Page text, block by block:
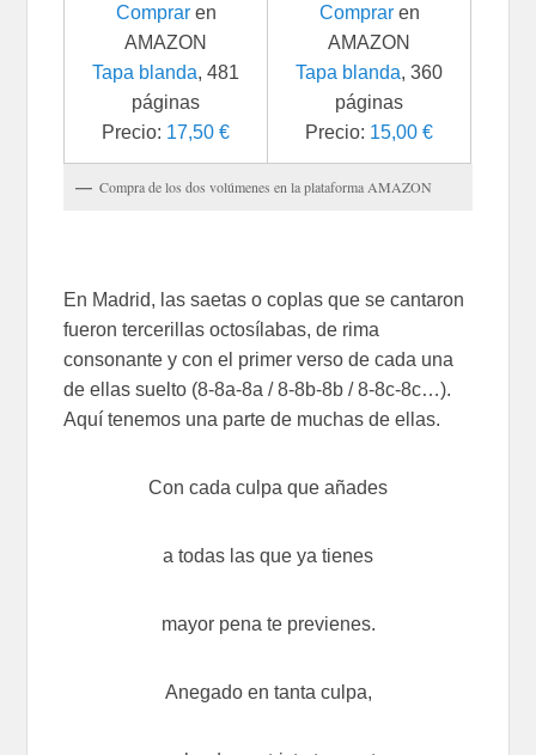
Compraren
AMAZON
Tapa blanda, 481
páginas
Precio: 17,50 €
Compraren
AMAZON
Tapa blanda, 360
páginas
Precio: 15,00 €
Compra de los dos volúmenes en la plataforma AMAZON
En Madrid, las saetas o coplas que se cantaron
fueron tercerillas octosílabas, de rima
consonante y con el primer verso de cada una
de ellas suelto (8-8a-8a / 8-8b-8b / 8-8c-8c…).
Aquí tenemos una parte de muchas de ellas.
Con cada culpa que añades
a todas las que ya tienes
mayor pena te previenes.
Anegado en tanta culpa,